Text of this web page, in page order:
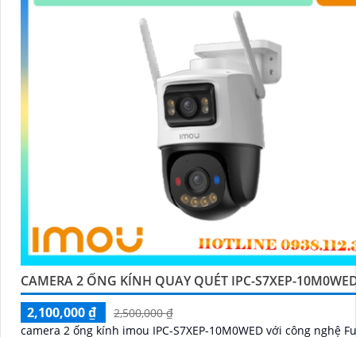
CAMERA 2 ỐNG KÍNH QUAY QUÉT IPC-S7XEP-
2,100,000 ₫
2,500,000 ₫
camera 2 ống kính imou IPC-S7XEP-10M0WED với công nghệ